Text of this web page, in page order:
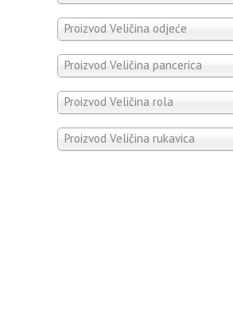
Proizvod Veličina odjeće
Proizvod Veličina pancerica
Proizvod Veličina rola
Proizvod Veličina rukavica